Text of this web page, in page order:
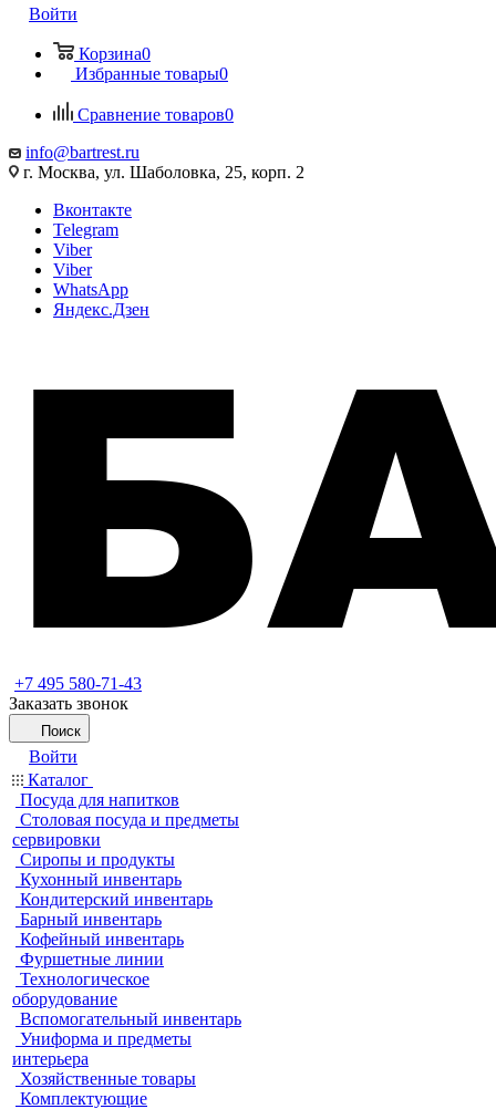
Войти
Корзина0
Избранные товары0
Сравнение товаров0
info@bartrest.ru
г. Москва, ул. Шаболовка, 25, корп. 2
Вконтакте
Telegram
Viber
Viber
WhatsApp
Яндекс.Дзен
+7 495 580-71-43
Заказать звонок
Поиск
Войти
Каталог
Посуда для напитков
Столовая посуда и предметы
сервировки
Сиропы и продукты
Кухонный инвентарь
Кондитерский инвентарь
Барный инвентарь
Кофейный инвентарь
Фуршетные линии
Технологическое
оборудование
Вспомогательный инвентарь
Униформа и предметы
интерьера
Хозяйственные товары
Комплектующие